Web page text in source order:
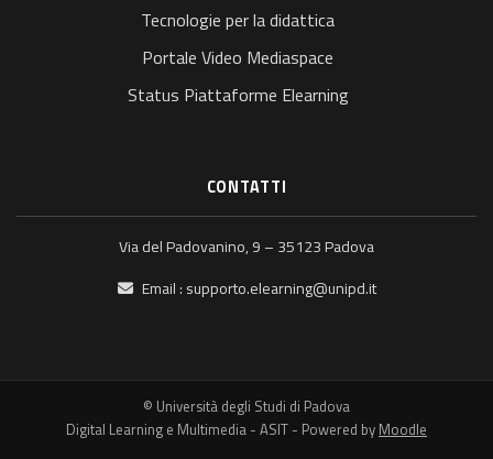
Tecnologie per la didattica
Portale Video Mediaspace
Status Piattaforme Elearning
CONTATTI
Via del Padovanino, 9 – 35123 Padova
Email : supporto.elearning@unipd.it
© Università degli Studi di Padova
Digital Learning e Multimedia - ASIT - Powered by Moodle